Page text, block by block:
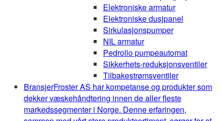
Elektroniske armatur
Elektroniske dusjpanel
Sirkulasjonspumper
NIL armatur
Pedrollo pumpeautomat
Sikkerhets-reduksjonsventiler
Tilbakestrømsventiler
BransjerFroster AS har kompetanse og produkter som
dekker væskehåndtering innen de aller fleste
markedssegmenter i Norge. Denne erfaringen,